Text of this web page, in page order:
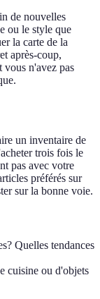
de nouvelles
ou le style que
la carte de la
après-coup,
vous n'avez pas
un inventaire de
trois fois le
pas avec votre
préférés sur
sur la bonne voie.
Quelles tendances
cuisine ou d'objets